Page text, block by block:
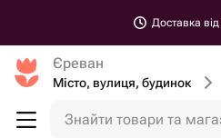
Доставка
Єреван
Місто, вулиця, будинок
Знайти товари та